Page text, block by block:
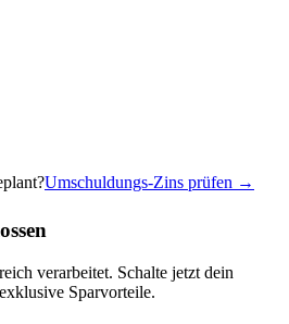
Umschuldungs-Zins prüfen →
verarbeitet. Schalte jetzt dein
Sparvorteile.